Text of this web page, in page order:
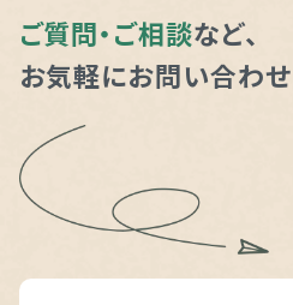
ご質問・ご相談など、
お気軽にお問い合わせ